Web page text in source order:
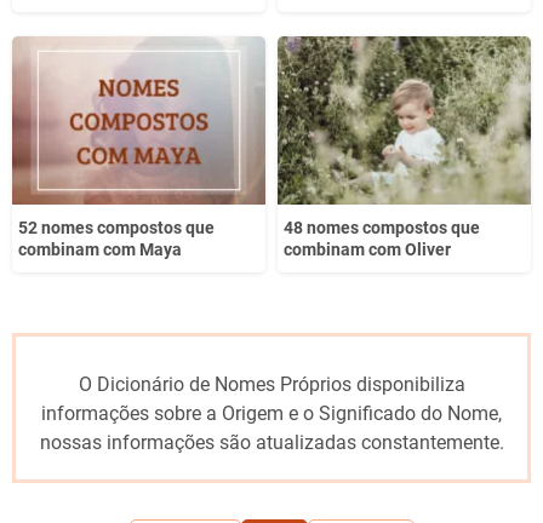
52 nomes compostos que
combinam com Maya
48 nomes compostos que
combinam com Oliver
O Dicionário de Nomes Próprios disponibiliza
informações sobre a Origem e o Significado do Nome,
nossas informações são atualizadas constantemente.